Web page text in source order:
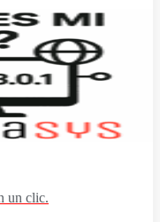
un clic.